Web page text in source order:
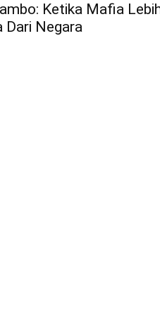
Ketika Mafia
Dari Negara